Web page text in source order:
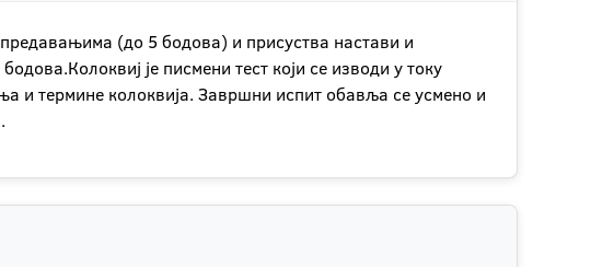
(до 5 бодова) и присуства настави и
је писмени тест који се изводи у току
и термине колоквија. Завршни испит обавља се усмено и